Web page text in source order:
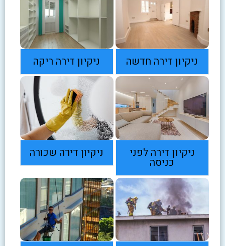
ניקיון דירה חדשה ניקיון דירה ריקה
ניקיון דירה לפני
כניסה
ניקיון דירה שכורה